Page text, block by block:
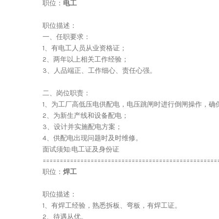
职位： 电工
职位描述：
一、任职要求：
1、有电工人员从业资格证；
2、两年以上相关工作经验；
3、人品端正、工作细心、责任心强。
二、岗位职责：
1、为工厂高低压电供配电，电压跳闸时进行倒闸操作，确
2、为新生产线和设备配电；
3、设计并实施配电方案；
4、供配电出现问题时及时维修。
面试须知:电工证及身份证
职位： 焊工
职位描述：
1、有焊工经验，熟悉拆板、弯板，有焊工证。
2、待遇从优。